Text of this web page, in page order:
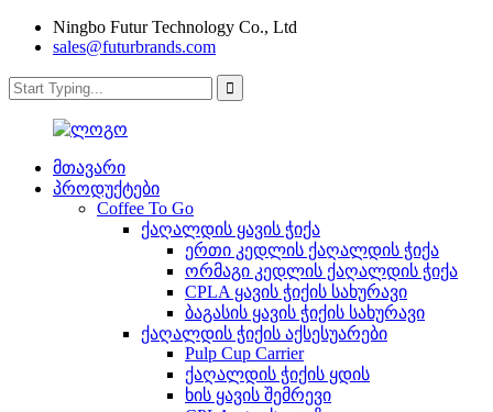
Ningbo Futur Technology Co., Ltd
sales@futurbrands.com
მთავარი
პროდუქტები
Coffee To Go
ქაღალდის ყავის ჭიქა
ერთი კედლის ქაღალდის ჭიქა
ორმაგი კედლის ქაღალდის ჭიქა
CPLA ყავის ჭიქის სახურავი
ბაგასის ყავის ჭიქის სახურავი
ქაღალდის ჭიქის აქსესუარები
Pulp Cup Carrier
ქაღალდის ჭიქის ყდის
ხის ყავის შემრევი